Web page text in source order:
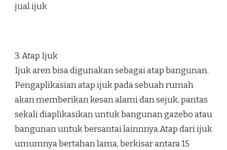
jual ijuk
3. Atap Ijuk
Ijuk aren bisa digunakan sebagai atap bangunan.
Pengaplikasian atap ijuk pada sebuah rumah
akan memberikan kesan alami dan sejuk, pantas
sekali diaplikasikan untuk bangunan gazebo atau
bangunan untuk bersantai lainnnya.Atap dari ijuk
umumnya bertahan lama, berkisar antara 15